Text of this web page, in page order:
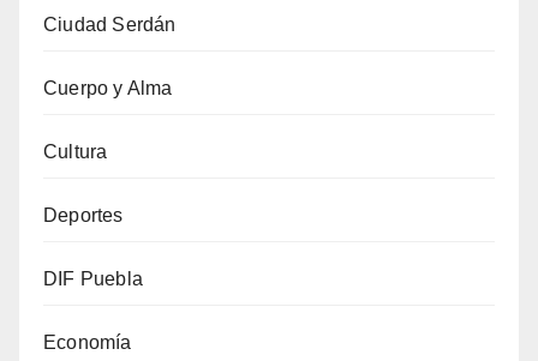
Ciudad Serdán
Cuerpo y Alma
Cultura
Deportes
DIF Puebla
Economía